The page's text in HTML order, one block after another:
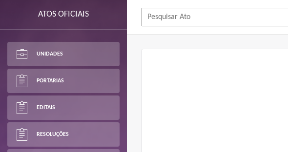
ATOS OFICIAIS
UNIDADES
PORTARIAS
EDITAIS
RESOLUÇÕES